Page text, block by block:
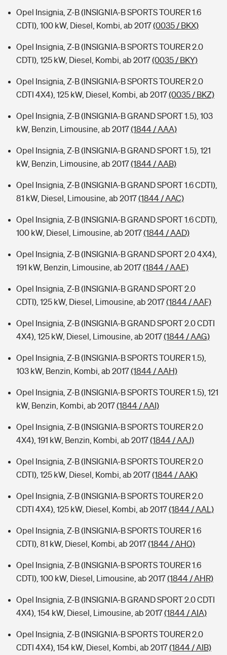
Opel Insignia, Z-B (INSIGNIA-B SPORTS TOURER 1.6
CDTI), 100 kW, Diesel, Kombi, ab 2017(0035 / BKX)
Opel Insignia, Z-B (INSIGNIA-B SPORTS TOURER 2.0
CDTI), 125 kW, Diesel, Kombi, ab 2017(0035 / BKY)
Opel Insignia, Z-B (INSIGNIA-B SPORTS TOURER 2.0
CDTI 4X4), 125 kW, Diesel, Kombi, ab 2017(0035 / BKZ)
Opel Insignia, Z-B (INSIGNIA-B GRAND SPORT 1.5), 103
kW, Benzin, Limousine, ab 2017(1844 / AAA)
Opel Insignia, Z-B (INSIGNIA-B GRAND SPORT 1.5), 121
kW, Benzin, Limousine, ab 2017(1844 / AAB)
Opel Insignia, Z-B (INSIGNIA-B GRAND SPORT 1.6 CDTI),
81 kW, Diesel, Limousine, ab 2017(1844 / AAC)
Opel Insignia, Z-B (INSIGNIA-B GRAND SPORT 1.6 CDTI),
100 kW, Diesel, Limousine, ab 2017(1844 / AAD)
Opel Insignia, Z-B (INSIGNIA-B GRAND SPORT 2.0 4X4),
191 kW, Benzin, Limousine, ab 2017(1844 / AAE)
Opel Insignia, Z-B (INSIGNIA-B GRAND SPORT 2.0
CDTI), 125 kW, Diesel, Limousine, ab 2017(1844 / AAF)
Opel Insignia, Z-B (INSIGNIA-B GRAND SPORT 2.0 CDTI
4X4), 125 kW, Diesel, Limousine, ab 2017(1844 / AAG)
Opel Insignia, Z-B (INSIGNIA-B SPORTS TOURER 1.5),
103 kW, Benzin, Kombi, ab 2017(1844 / AAH)
Opel Insignia, Z-B (INSIGNIA-B SPORTS TOURER 1.5), 121
kW, Benzin, Kombi, ab 2017(1844 / AAI)
Opel Insignia, Z-B (INSIGNIA-B SPORTS TOURER 2.0
4X4), 191 kW, Benzin, Kombi, ab 2017(1844 / AAJ)
Opel Insignia, Z-B (INSIGNIA-B SPORTS TOURER 2.0
CDTI), 125 kW, Diesel, Kombi, ab 2017(1844 / AAK)
Opel Insignia, Z-B (INSIGNIA-B SPORTS TOURER 2.0
CDTI 4X4), 125 kW, Diesel, Kombi, ab 2017(1844 / AAL)
Opel Insignia, Z-B (INSIGNIA-B SPORTS TOURER 1.6
CDTI), 81 kW, Diesel, Kombi, ab 2017(1844 / AHQ)
Opel Insignia, Z-B (INSIGNIA-B SPORTS TOURER 1.6
CDTI), 100 kW, Diesel, Limousine, ab 2017(1844 / AHR)
Opel Insignia, Z-B (INSIGNIA-B GRAND SPORT 2.0 CDTI
4X4), 154 kW, Diesel, Limousine, ab 2017(1844 / AIA)
Opel Insignia, Z-B (INSIGNIA-B SPORTS TOURER 2.0
CDTI 4X4), 154 kW, Diesel, Kombi, ab 2017(1844 / AIB)